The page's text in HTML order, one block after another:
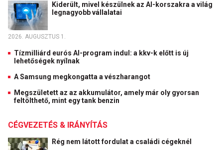
Kiderült, mivel készülnek az AI-korszakra a világ
legnagyobb vállalatai
2026. AUGUSZTUS 1.
Tízmilliárd eurós AI-program indul: a kkv-k előtt is új
lehetőségek nyílnak
A Samsung megkongatta a vészharangot
Megszületett az az akkumulátor, amely már oly gyorsan
feltölthető, mint egy tank benzin
CÉGVEZETÉS & IRÁNYÍTÁS
Rég nem látott fordulat a családi cégeknél